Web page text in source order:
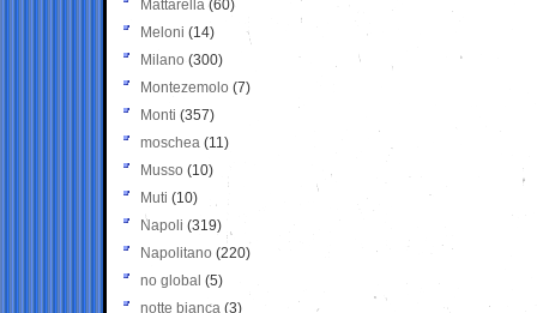
Mattarella (60)
Meloni (14)
Milano (300)
Montezemolo (7)
Monti (357)
moschea (11)
Musso (10)
Muti (10)
Napoli (319)
Napolitano (220)
no global (5)
notte bianca (3)